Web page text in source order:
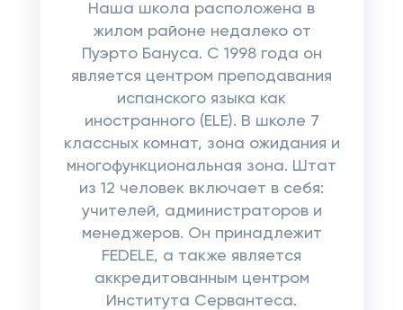
Наша школа расположена в
жилом районе недалеко от
Пуэрто Бануса. С 1998 года он
является центром преподавания
испанского языка как
иностранного (ELE). В школе 7
классных комнат, зона ожидания и
многофункциональная зона. Штат
из 12 человек включает в себя:
учителей, администраторов и
менеджеров. Он принадлежит
FEDELE, а также является
аккредитованным центром
Института Сервантеса.